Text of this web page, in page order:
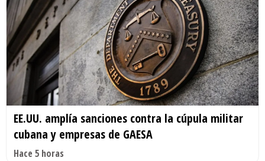
EE.UU. amplía sanciones contra la cúpula militar
cubana y empresas de GAESA
Hace 5 horas